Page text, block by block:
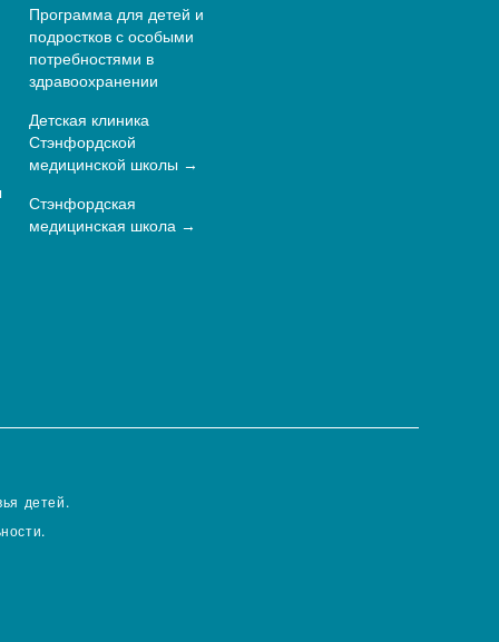
Программа для детей и
подростков с особыми
потребностями в
здравоохранении
Детская клиника
Стэнфордской
медицинской школы
Стэнфордская
медицинская школа
детей.